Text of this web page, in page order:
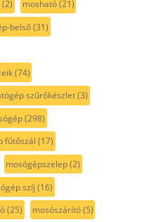
(2) mosható(21)
belső(31)
(74)
szűrőkészlet(3)
(298)
fűtőszál (17)
mosógépszelep(2)
szíj (16)
(25) mosószárító(5)